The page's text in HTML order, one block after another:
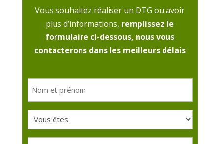
Vous souhaitez réaliser un DTG ou avoir
plus d’informations, remplissez le
formulaire ci-dessous, nous vous
contacterons dans les meilleurs délais
prénom
(Nécessaire)
Vous
êtes